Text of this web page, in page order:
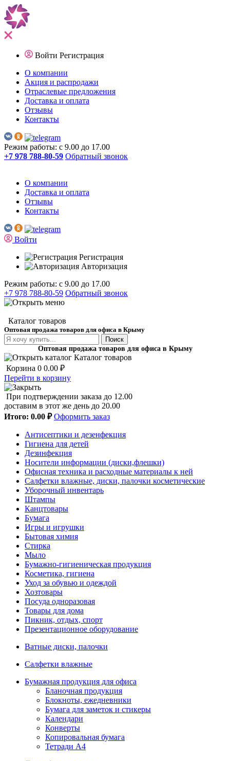
Войти Регистрация
О компании
Акция и распродажи
Отраслевые предложения
Доставка и оплата
Отзывы
Контакты
Режим работы: с 9.00 до 17.00
+7 978 788-80-59 Обратный звонок
О компании
Доставка и оплата
Отзывы
Контакты
Войти
Регистрация
Авторизация
Режим работы: с 9.00 до 17.00
+7 978 788-80-59 Обратный звонок
Каталог товаров
Оптовая продажа товаров для офиса в Крыму
Поиск
Оптовая продажа товаров для офиса в Крыму
Каталог товаров
Корзина 0 0.00 ₽
Перейти в корзину
При подтверждении заказа до 12.00
доставим в этот же день до 20.00
Итого: 0.00 ₽ Оформить заказ
Антисептики и дезенфекция
Гигиена для детей
Дезинфекция
Носители информации (диски,флешки)
Офисная техника и расходные материалы к ней
Салфетки влажные, диски, палочки косметические
Уборочный инвентарь
Штампы
Канцтовары
Бумага
Игры и игрушки
Бытовая химия
Стирка
Мыло
Бумажно-гигиеническая продукция
Косметика, гигиена
Уход за обувью и одеждой
Хозтовары
Посуда одноразовая
Товары для дома
Пикник, отдых, спорт
Презентационное оборудование
Ватные диски, палочки
Салфетки влажные
Бумажная продукция для офиса
Бланочная продукция
Блокноты, ежедневники
Бумага для заметок и стикеры
Календари
Конверты
Копировальная бумага
Тетради А4